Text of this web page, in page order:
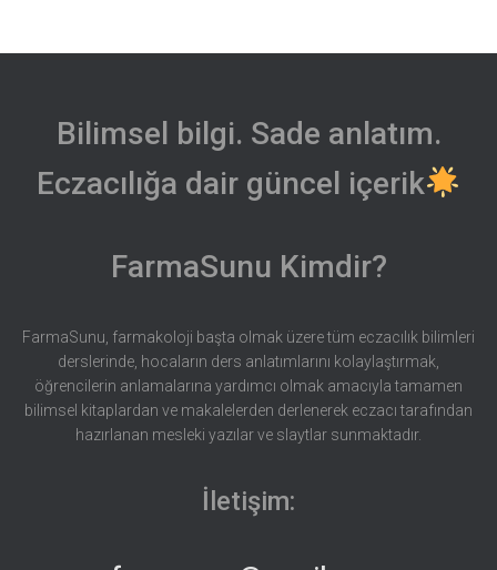
Bilimsel bilgi. Sade anlatım.
Eczacılığa dair güncel içerik
FarmaSunu Kimdir?
FarmaSunu, farmakoloji başta olmak üzere tüm eczacılık bilimleri
derslerinde, hocaların ders anlatımlarını kolaylaştırmak,
öğrencilerin anlamalarına yardımcı olmak amacıyla tamamen
bilimsel kitaplardan ve makalelerden derlenerek eczacı tarafından
hazırlanan mesleki yazılar ve slaytlar sunmaktadır.
İletişim: